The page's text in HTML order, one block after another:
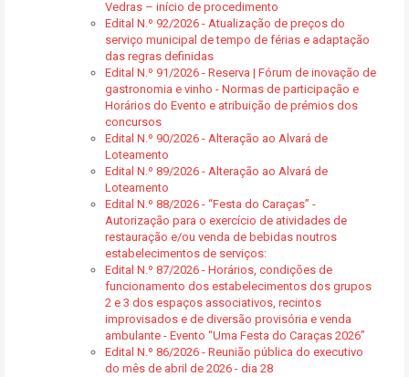
Vedras – início de procedimento
Edital N.º 92/2026 - Atualização de preços do
serviço municipal de tempo de férias e adaptação
das regras definidas
Edital N.º 91/2026 - Reserva | Fórum de inovação de
gastronomia e vinho - Normas de participação e
Horários do Evento e atribuição de prémios dos
concursos
Edital N.º 90/2026 - Alteração ao Alvará de
Loteamento
Edital N.º 89/2026 - Alteração ao Alvará de
Loteamento
Edital N.º 88/2026 - “Festa do Caraças” -
Autorização para o exercício de atividades de
restauração e/ou venda de bebidas noutros
estabelecimentos de serviços:
Edital N.º 87/2026 - Horários, condições de
funcionamento dos estabelecimentos dos grupos
2 e 3 dos espaços associativos, recintos
improvisados e de diversão provisória e venda
ambulante - Evento “Uma Festa do Caraças 2026”
Edital N.º 86/2026 - Reunião pública do executivo
do mês de abril de 2026 - dia 28